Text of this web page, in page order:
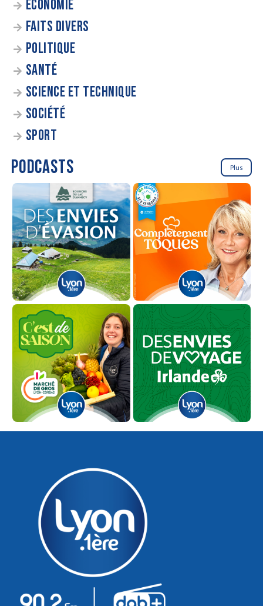
ÉCONOMIE
FAITS DIVERS
POLITIQUE
SANTÉ
SCIENCE ET TECHNIQUE
SOCIÉTÉ
SPORT
PODCASTS Plus